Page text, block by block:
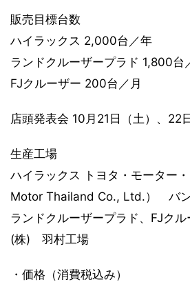
販売目標台数
ハイラックス 2,000台／年
ランドクルーザープラド 1,800台
FJクルーザー 200台／月
店頭発表会 10月21日（土）、22
生産工場
ハイラックス トヨタ・モーター
Motor Thailand Co., Ltd.） バ
ランドクルーザープラド、FJク
(株) 羽村工場
・価格（消費税込み）